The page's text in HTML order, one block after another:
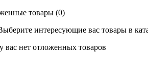
товары (0)
интересующие вас товары в
нет отложенных товаров